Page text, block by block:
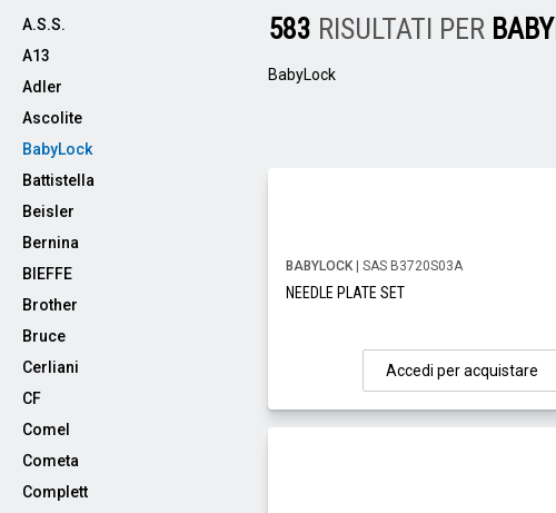
A.S.S.
A13
Adler
Ascolite
BabyLock
Battistella
Beisler
Bernina
BIEFFE
Brother
Bruce
Cerliani
CF
Comel
Cometa
Complett
583 RISULTATI PER
BabyLock
BABYLOCK| SAS B3720S03A
NEEDLE PLATE SET
Accedi per acquistare